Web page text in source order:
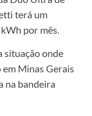
terá um
por mês.
situação onde
Minas Gerais
na bandeira